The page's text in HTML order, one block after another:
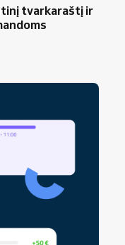
tvarkaraštį ir